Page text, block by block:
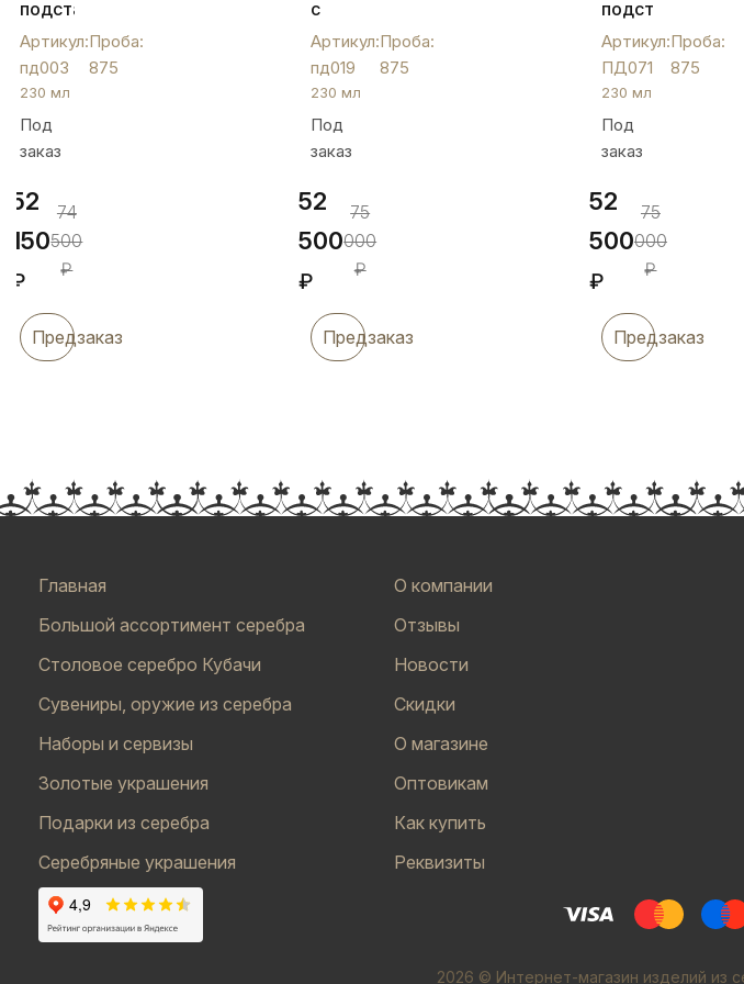
подстаканник
из
серебра
с
позолотой
и
чернением,
Артикул:
пд003
Проба:
875
230 мл
Под
заказ
52
150
₽
74
500
₽
Предзаказ
с
гербом,
пд019
Артикул:
пд019
Проба:
875
230 мл
Под
заказ
52
500
₽
75
000
₽
Предзаказ
подстаканник
с
оксидировкой
и
оригинальными
вставками,
ПД071
Артикул:
ПД071
Проба:
875
230 мл
Под
заказ
52
500
₽
75
000
₽
Предзаказ
Главная
Большой ассортимент серебра
Столовое серебро Кубачи
Сувениры, оружие из серебра
Наборы и сервизы
Золотые украшения
Подарки из серебра
Серебряные украшения
О компании
Отзывы
Новости
Скидки
О магазине
Оптовикам
Как купить
Реквизиты
2026 © Интернет-магазин изделий из